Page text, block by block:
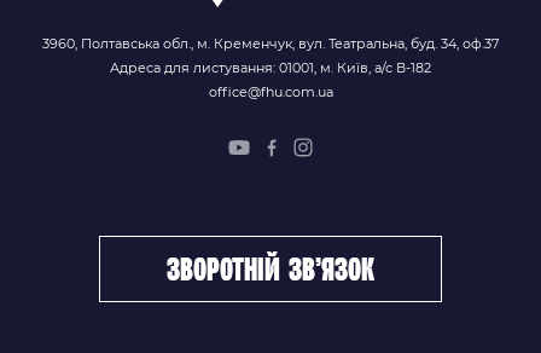
3960, Полтавська обл., м. Кременчук, вул. Театральна, буд. 34, оф.37
Адреса для листування: 01001, м. Київ, а/с В-182
office@fhu.com.ua
зворотній зв’язок